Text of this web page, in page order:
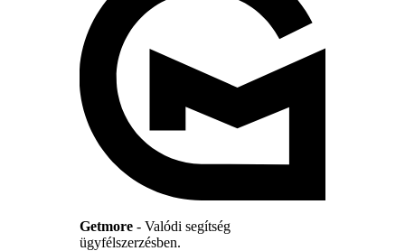
Getmore - Valódi segítség
ügyfélszerzésben.